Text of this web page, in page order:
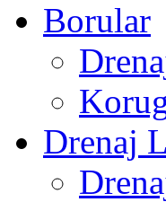
Borular
Drenaj